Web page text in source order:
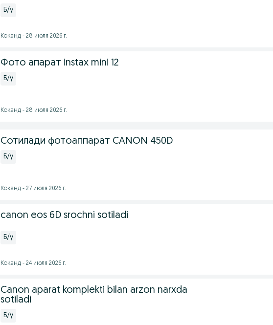
Б/у
Коканд - 28 июля 2026 г.
Фото апарат instax mini 12
Б/у
Коканд - 28 июля 2026 г.
Сотилади фотоаппарат CANON 450D
Б/у
Коканд - 27 июля 2026 г.
canon eos 6D srochni sotiladi
Б/у
Коканд - 24 июля 2026 г.
Canon aparat komplekti bilan arzon narxda
sotiladi
Б/у